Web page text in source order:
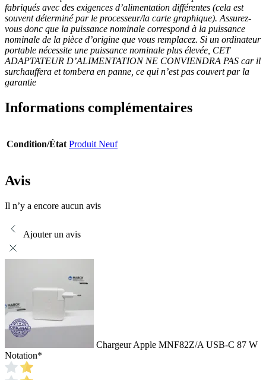
fabriqués avec des exigences d’alimentation différentes (cela est
souvent déterminé par le processeur/la carte graphique). Assurez-
vous donc que la puissance nominale correspond à la puissance
nominale de la pièce d’origine que vous remplacez. Si un ordinateur
portable nécessite une puissance nominale plus élevée, CET
ADAPTATEUR D’ALIMENTATION NE CONVIENDRA PAS car il
surchauffera et tombera en panne, ce qui n’est pas couvert par la
garantie
Informations complémentaires
Condition/État Produit Neuf
Avis
Il n’y a encore aucun avis
Ajouter un avis
Chargeur Apple MNF82Z/A USB-C 87 W
Notation*